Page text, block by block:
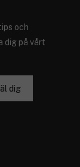
och
dig på vårt
dig